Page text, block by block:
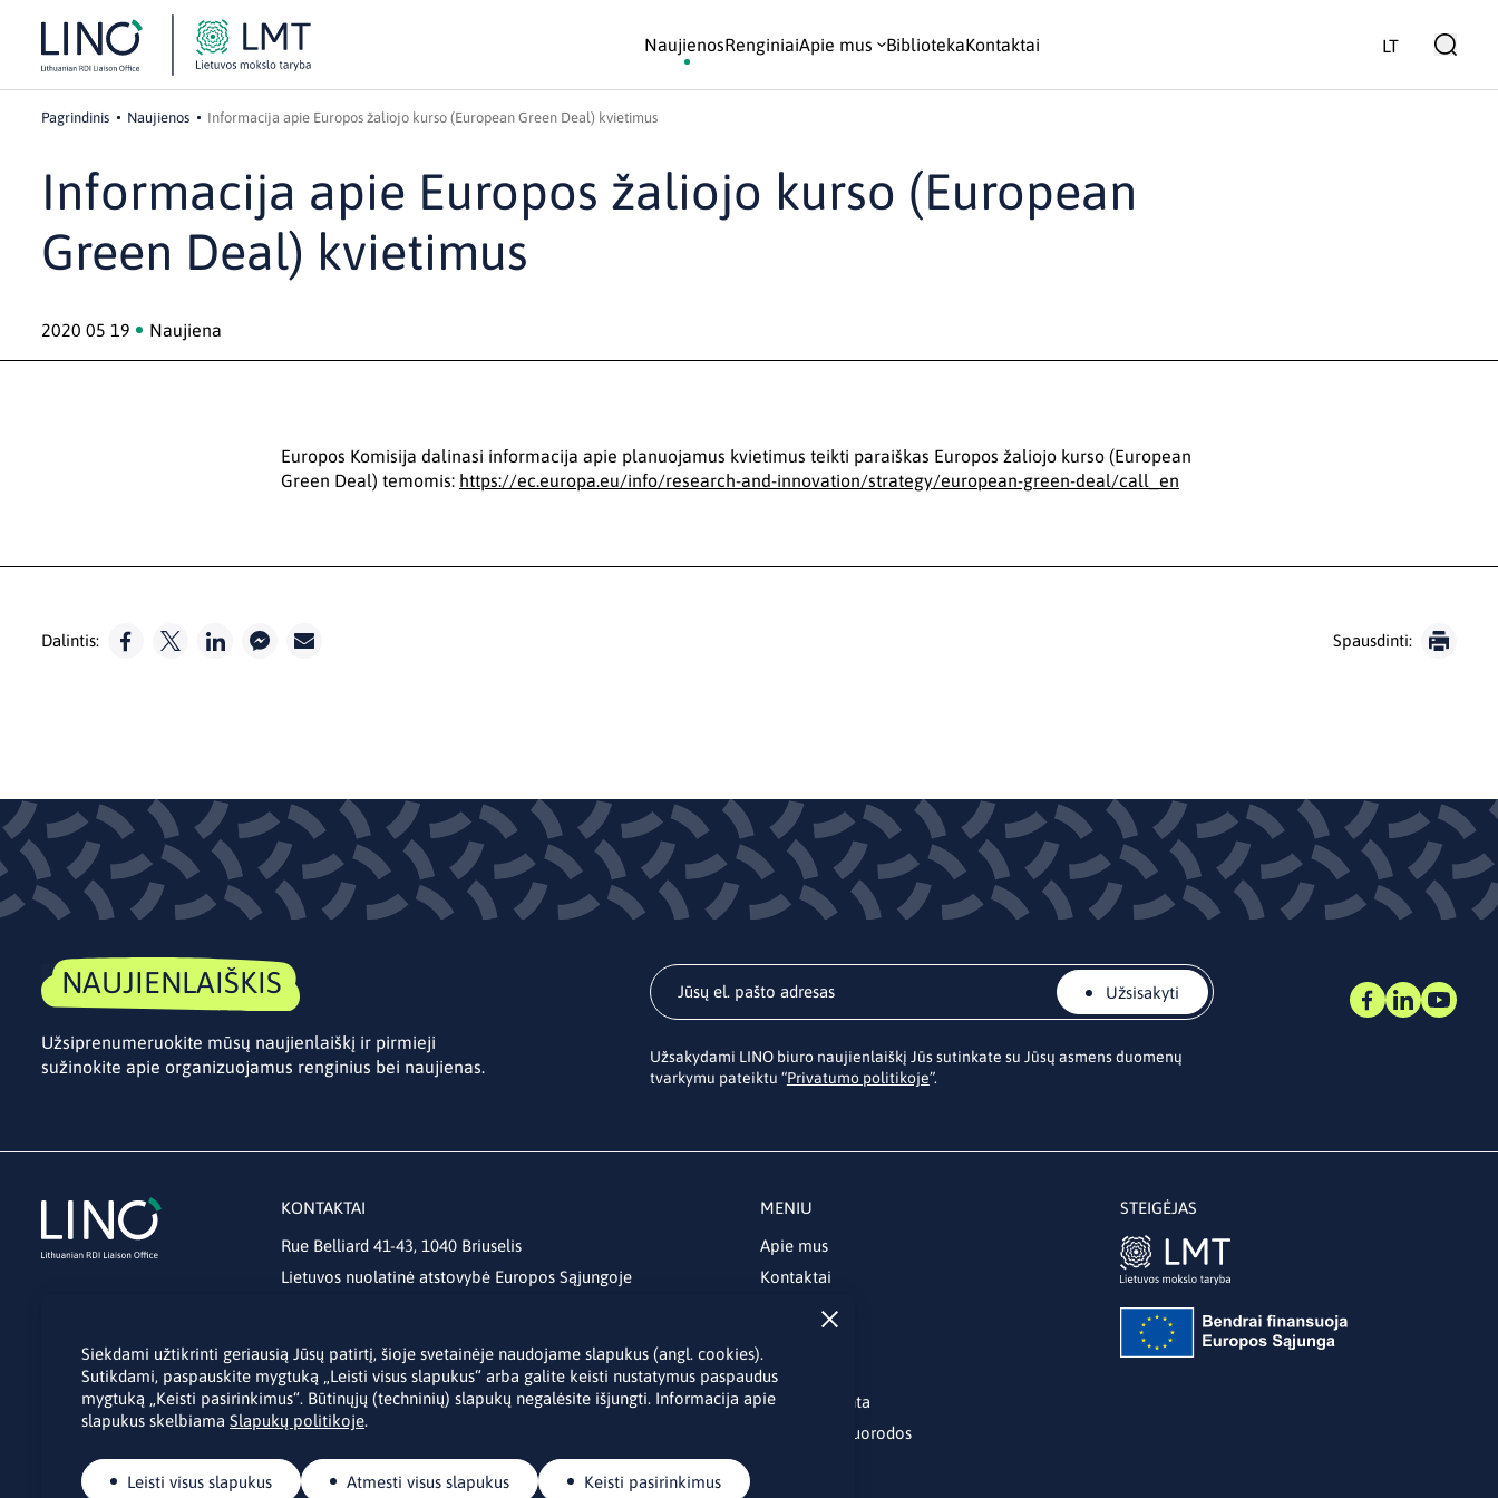
NaujienosRenginiaiApie mus BibliotekaKontaktai LT
Pagrindinis Naujienos Informacija apie Europos žaliojo kurso (European Green Deal) kvietimus
Informacija apie Europos žaliojo kurso (European
Green Deal) kvietimus
2020 05 19 Naujiena
Europos Komisija dalinasi informacija apie planuojamus kvietimus teikti paraiškas Europos žaliojo kurso (European
Green Deal) temomis: https://ec.europa.eu/info/research-and-innovation/strategy/european-green-deal/call_en
Dalintis: Spausdinti:
NAUJIENLAIŠKIS
Užsiprenumeruokite mūsų naujienlaiškį ir pirmieji
sužinokite apie organizuojamus renginius bei naujienas.
Užsisakyti
Užsakydami LINO biuro naujienlaiškį Jūs sutinkate su Jūsų asmens duomenų
tvarkymu pateiktu “Privatumo politikoje”.
KONTAKTAI
Rue Belliard 41-43, 1040 Briuselis
Lietuvos nuolatinė atstovybė Europos Sąjungoje
MENIU
Apie mus
Kontaktai
Naujienos
Biblioteka
Skelbimų lenta
Naudingos nuorodos
STEIGĖJAS
Siekdami užtikrinti geriausią Jūsų patirtį, šioje svetainėje naudojame slapukus (angl. cookies).
Sutikdami, paspauskite mygtuką „Leisti visus slapukus“ arba galite keisti nustatymus paspaudus
mygtuką „Keisti pasirinkimus“. Būtinųjų (techninių) slapukų negalėsite išjungti. Informacija apie
slapukus skelbiama Slapukų politikoje.
Leisti visus slapukus Atmesti visus slapukus Keisti pasirinkimus